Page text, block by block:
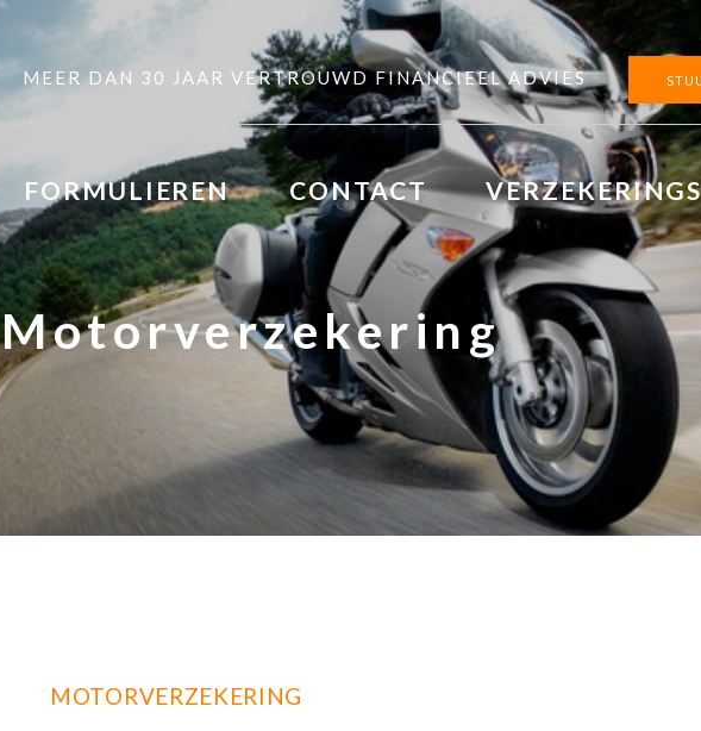
MEER DAN 30 JAAR VERTROUWD FINANCIEEL ADVIES
FORMULIEREN CONTACT
Motorverzekering
MOTORVERZEKERING